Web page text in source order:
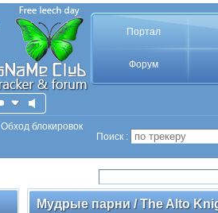
Портал
Форум
Обход блокировок
Поиск :
Мудрые парни / The Alto